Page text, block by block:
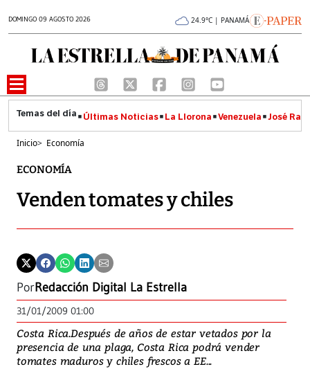
DOMINGO 09 AGOSTO 2026 24.9°C | PANAMÁ
Últimas Noticias La Llorona Venezuela José
Inicio> Economía
ECONOMÍA
Venden tomates y chiles
PorRedacción Digital La Estrella
31/01/2009 01:00
Costa Rica.Después de años de estar vetados por la
presencia de una plaga, Costa Rica podrá vender
tomates maduros y chiles frescos a EE...